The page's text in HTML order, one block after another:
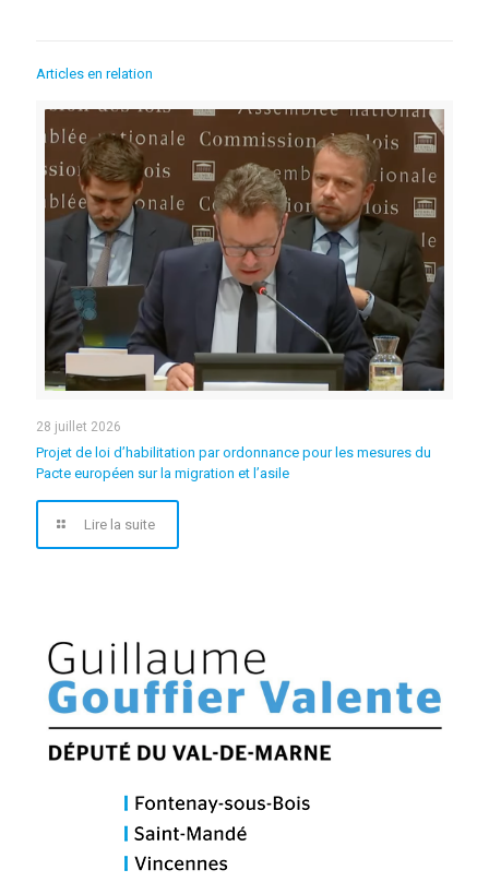
Articles en relation
28 juillet 2026
Projet de loi d’habilitation par ordonnance pour les mesures du
Pacte européen sur la migration et l’asile
Lire la suite